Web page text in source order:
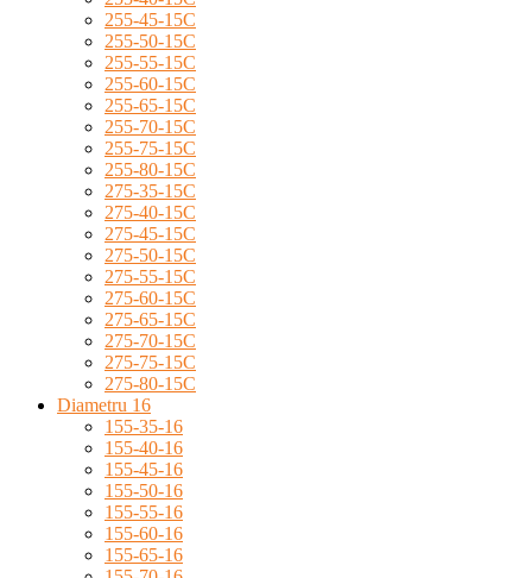
255-45-15C
255-50-15C
255-55-15C
255-60-15C
255-65-15C
255-70-15C
255-75-15C
255-80-15C
275-35-15C
275-40-15C
275-45-15C
275-50-15C
275-55-15C
275-60-15C
275-65-15C
275-70-15C
275-75-15C
275-80-15C
Diametru 16
155-35-16
155-40-16
155-45-16
155-50-16
155-55-16
155-60-16
155-65-16